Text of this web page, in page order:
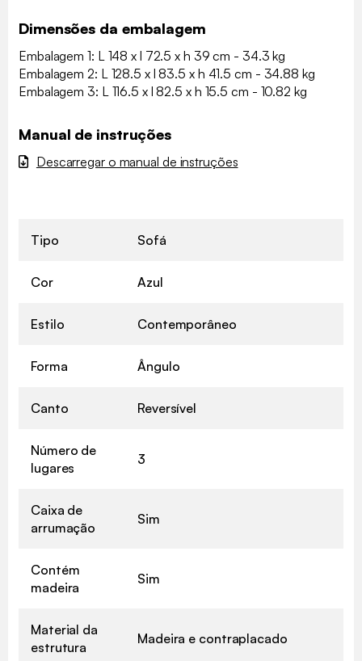
Dimensões da embalagem
Embalagem 1: L 148 x l 72.5 x h 39 cm - 34.3 kg
Embalagem 2: L 128.5 x l 83.5 x h 41.5 cm - 34.88 kg
Embalagem 3: L 116.5 x l 82.5 x h 15.5 cm - 10.82 kg
Manual de instruções
Descarregar o manual de instruções
Tipo Sofá
Cor Azul
Estilo Contemporâneo
Forma Ângulo
Canto Reversível
Número de
lugares
3
Caixa de
arrumação
Sim
Contém
madeira
Sim
Material da
estrutura
Madeira e contraplacado